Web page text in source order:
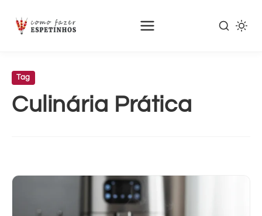
para
conteúdo
Tag
Culinária Prática